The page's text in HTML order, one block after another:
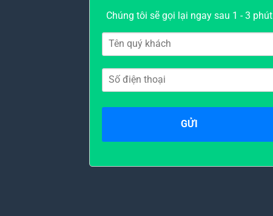
Chúng tôi sẽ gọi lại ngay sau 1 - 3 phút